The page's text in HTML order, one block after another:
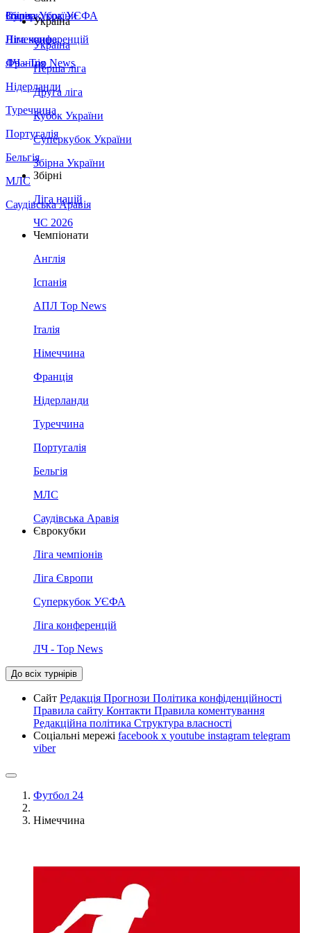
Збірна України
Італія
Німеччина
Франція
Нідерланди
Туреччина
Португалія
Бельгія
МЛС
Саудівська Аравія
Суперкубок УЄФА
Ліга конференцій
ЛЧ - Top News
Україна
Україна
Перша ліга
Друга ліга
Кубок України
Суперкубок України
Збірна України
Збірні
Ліга націй
ЧС 2026
Чемпіонати
Англія
Іспанія
АПЛ Top News
Італія
Німеччина
Франція
Нідерланди
Туреччина
Португалія
Бельгія
МЛС
Саудівська Аравія
Єврокубки
Ліга чемпіонів
Ліга Європи
Суперкубок УЄФА
Ліга конференцій
ЛЧ - Top News
До всіх турнірів
Сайт Редакція Прогнози Політика конфіденційності
Правила сайту Контакти Правила коментування
Редакційна політика Структура власності
Соціальні мережі facebook x youtube instagram telegram
viber
Футбол 24
Німеччина